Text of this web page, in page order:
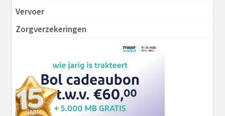
Vervoer
Zorgverzekeringen